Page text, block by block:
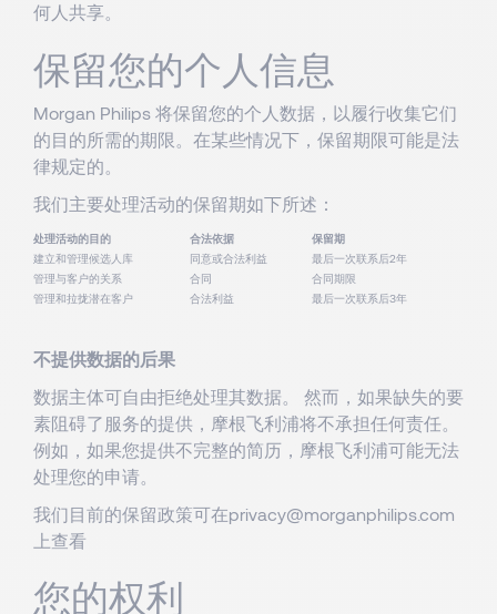
何人共享。
保留您的个人信息
Morgan Philips 将保留您的个人数据，以履行收集它们
的目的所需的期限。在某些情况下，保留期限可能是法
律规定的。
我们主要处理活动的保留期如下所述：
处理活动的目的 合法依据
保留期
建立和管理候选人库
同意或合法利益
最后一次联系后2年
管理与客户的关系
合同
合同期限
管理和拉拢潜在客户
合法利益 最后一次联系后3年
不提供数据的后果
数据主体可自由拒绝处理其数据。 然而，如果缺失的要
素阻碍了服务的提供，摩根飞利浦将不承担任何责任。
例如，如果您提供不完整的简历，摩根飞利浦可能无法
处理您的申请。
我们目前的保留政策可在privacy@morganphilips.com
上查看
您的权利